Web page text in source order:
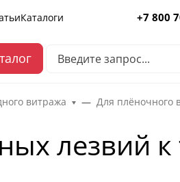
Каталоги +7 800
витража
Для плёночного
лезвий